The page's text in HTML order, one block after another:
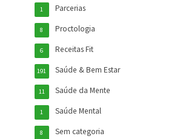
Parcerias
1
Proctologia
8
Receitas Fit
6
Saúde & Bem Estar
191
Saúde da Mente
11
Saúde Mental
1
Sem categoria
8